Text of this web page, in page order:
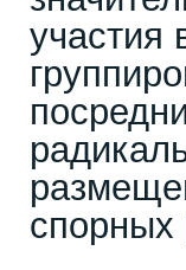
участия
спорных